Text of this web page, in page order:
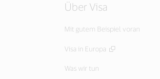
Über Visa
Mit gutem Beispiel voran
Visa in Europa
Was wir tun